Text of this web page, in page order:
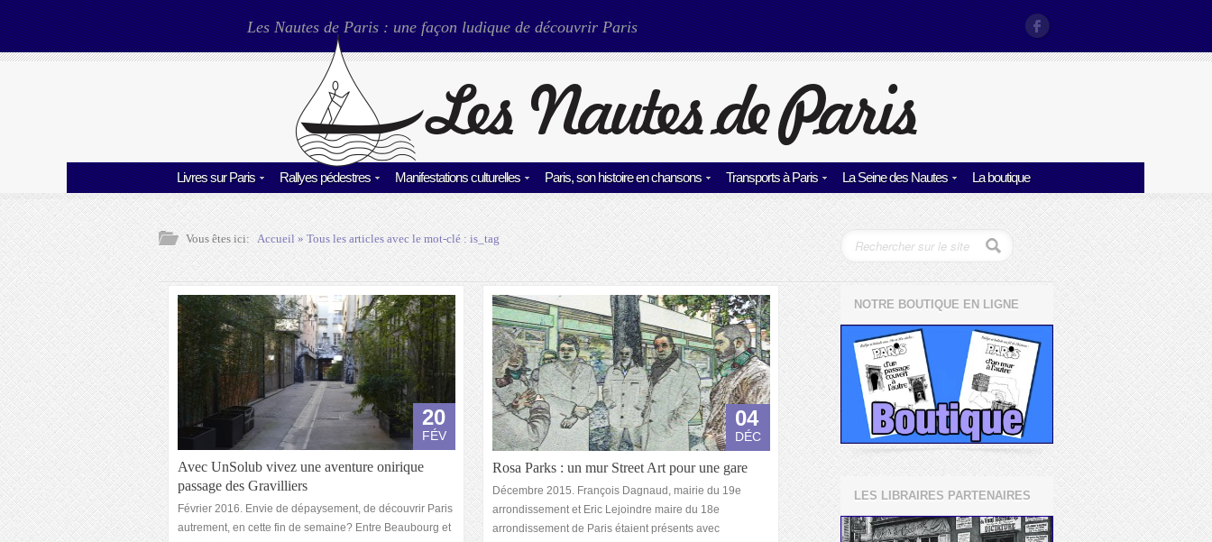
Les Nautes de Paris : une façon ludique de découvrir Paris
Livres sur Paris Rallyes pédestres Manifestations culturelles Paris, son histoire en chansons Transports à Paris La Seine des Nautes La boutique
Vous êtes ici: Accueil» Tous les articles avec le mot-clé :is_tag
20
FÉV
Avec UnSolub vivez une aventure onirique
passage des Gravilliers
Février 2016. Envie de dépaysement, de découvrir Paris
autrement, en cette fin de semaine? Entre Beaubourg et
04
DÉC
Rosa Parks : un mur Street Art pour une gare
Décembre 2015. François Dagnaud, mairie du 19e
arrondissement et Eric Lejoindre maire du 18e
arrondissement de Paris étaient présents avec
NOTRE BOUTIQUE EN LIGNE
LES LIBRAIRES PARTENAIRES